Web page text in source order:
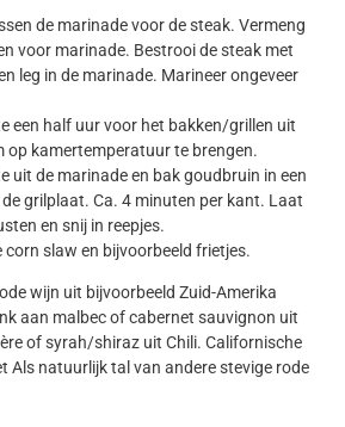
de marinade voor de steak. Vermeng
voor marinade. Bestrooi de steak met
leg in de marinade. Marineer ongeveer
een half uur voor het bakken/grillen uit
op kamertemperatuur te brengen.
uit de marinade en bak goudbruin in een
grilplaat. Ca. 4 minuten per kant. Laat
en snij in reepjes.
corn slaw en bijvoorbeeld frietjes.
wijn uit bijvoorbeeld Zuid-Amerika
aan malbec of cabernet sauvignon uit
of syrah/shiraz uit Chili. Californische
Als natuurlijk tal van andere stevige rode